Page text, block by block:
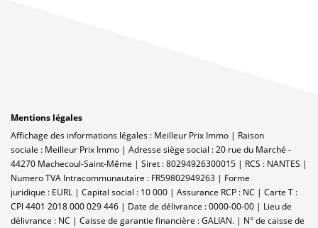
Mentions légales
Affichage des informations légales : Meilleur Prix Immo | Raison
sociale : Meilleur Prix Immo | Adresse siège social : 20 rue du Marché -
44270 Machecoul-Saint-Même | Siret : 80294926300015 | RCS : NANTES |
Numero TVA Intracommunautaire : FR59802949263 | Forme
juridique : EURL | Capital social : 10 000 | Assurance RCP : NC | Carte T :
CPI 4401 2018 000 029 446 | Date de délivrance : 0000-00-00 | Lieu de
délivrance : NC | Caisse de garantie financière : GALIAN. | N° de caisse de